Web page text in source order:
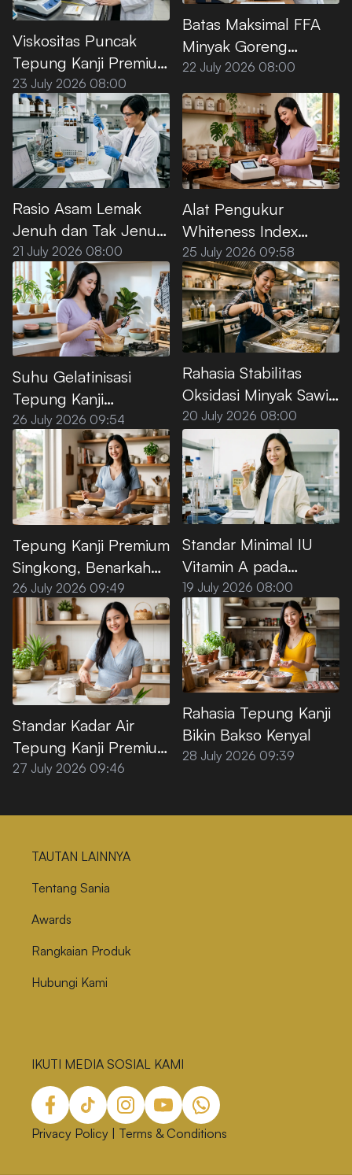
Viskositas Puncak
Tepung Kanji Premium
saat Dipanaskan di Air
23 July 2026 08:00
Batas Maksimal FFA
Minyak Goreng
Premium Menurut SNI
22 July 2026 08:00
Rasio Asam Lemak
Jenuh dan Tak Jenuh
pada Minyak Sawit
Premium
21 July 2026 08:00
Alat Pengukur
Whiteness Index
Tepung Kanji Premium
25 July 2026 09:58
Suhu Gelatinisasi
Tepung Kanji
Premium, Ini Titik
Optimalnya
26 July 2026 09:54
Rahasia Stabilitas
Oksidasi Minyak Sawit
Premium untuk Deep
Frying
20 July 2026 08:00
Tepung Kanji Premium
Singkong, Benarkah
100% Bebas Gluten?
26 July 2026 09:49
Standar Minimal IU
Vitamin A pada
Minyak Goreng Sawit
Premium
19 July 2026 08:00
Standar Kadar Air
Tepung Kanji Premium
agar Tidak
27 July 2026 09:46
Rahasia Tepung Kanji
Bikin Bakso Kenyal
28 July 2026 09:39
TAUTAN LAINNYA
Tentang Sania
Awards
Rangkaian Produk
Hubungi Kami
IKUTI MEDIA SOSIAL KAMI
Privacy Policy Terms & Conditions